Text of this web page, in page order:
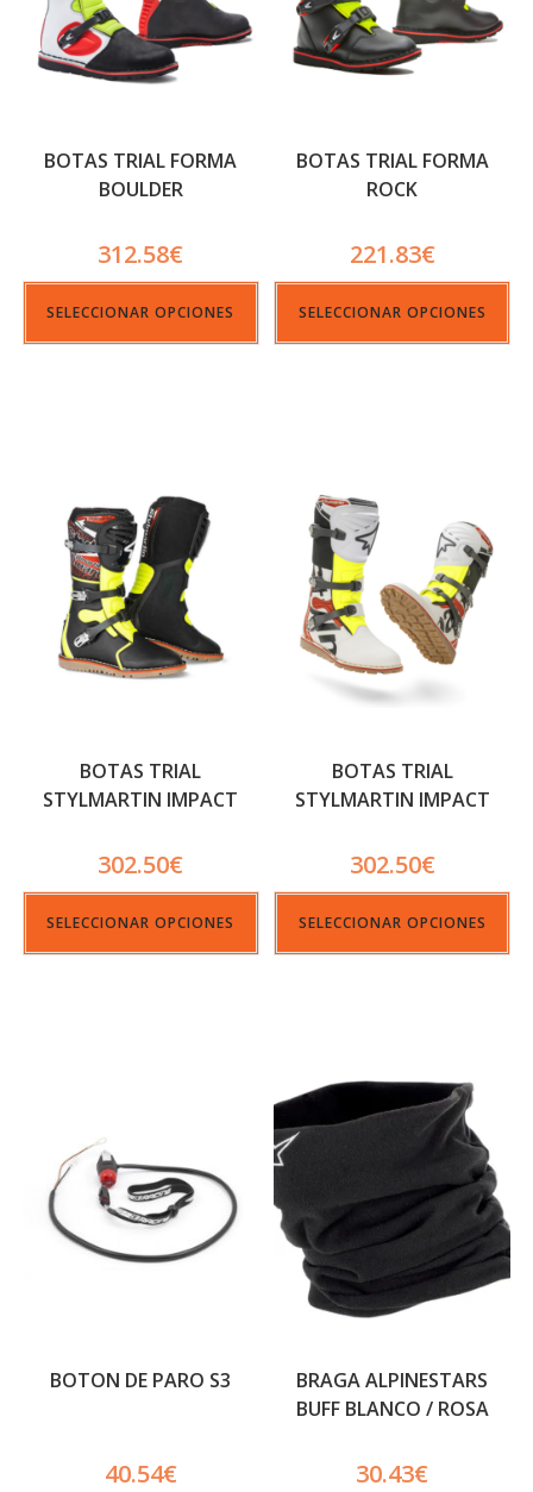
BOTAS TRIAL FORMA
BOULDER
312.58€
SELECCIONAR OPCIONES
BOTAS TRIAL FORMA
ROCK
221.83€
SELECCIONAR OPCIONES
BOTAS TRIAL
STYLMARTIN IMPACT
302.50€
SELECCIONAR OPCIONES
BOTAS TRIAL
STYLMARTIN IMPACT
302.50€
SELECCIONAR OPCIONES
BOTON DE PARO S3
40.54€
BRAGA ALPINESTARS
BUFF BLANCO / ROSA
30.43€